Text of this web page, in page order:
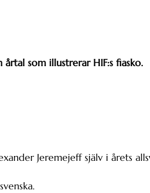
som illustrerar HIF:s fiasko.
Jeremejeff själv i årets